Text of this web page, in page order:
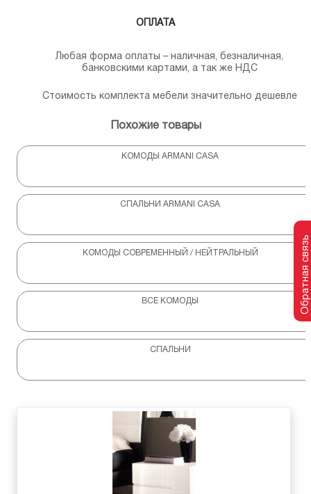
ОПЛАТА
Любая форма оплаты – наличная, безналичная,
банковскими картами, а так же НДС
Стоимость комплекта мебели значительно дешевле
Похожие товары
КОМОДЫ ARMANI CASA
СПАЛЬНИ ARMANI CASA
КОМОДЫ СОВРЕМЕННЫЙ / НЕЙТРАЛЬНЫЙ
ВСЕ КОМОДЫ
СПАЛЬНИ
Обратная связь